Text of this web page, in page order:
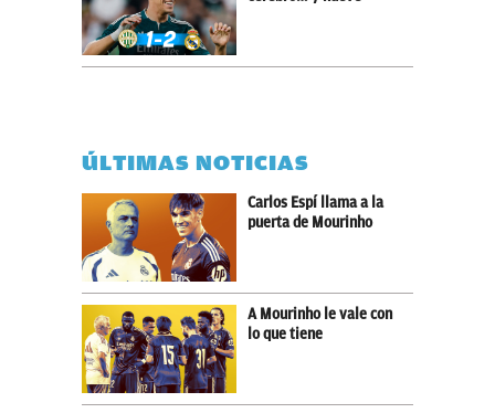
ÚLTIMAS NOTICIAS
Carlos Espí llama a la
puerta de Mourinho
A Mourinho le vale con
lo que tiene